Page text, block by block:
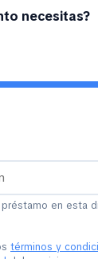
necesitas?
en esta
términos y